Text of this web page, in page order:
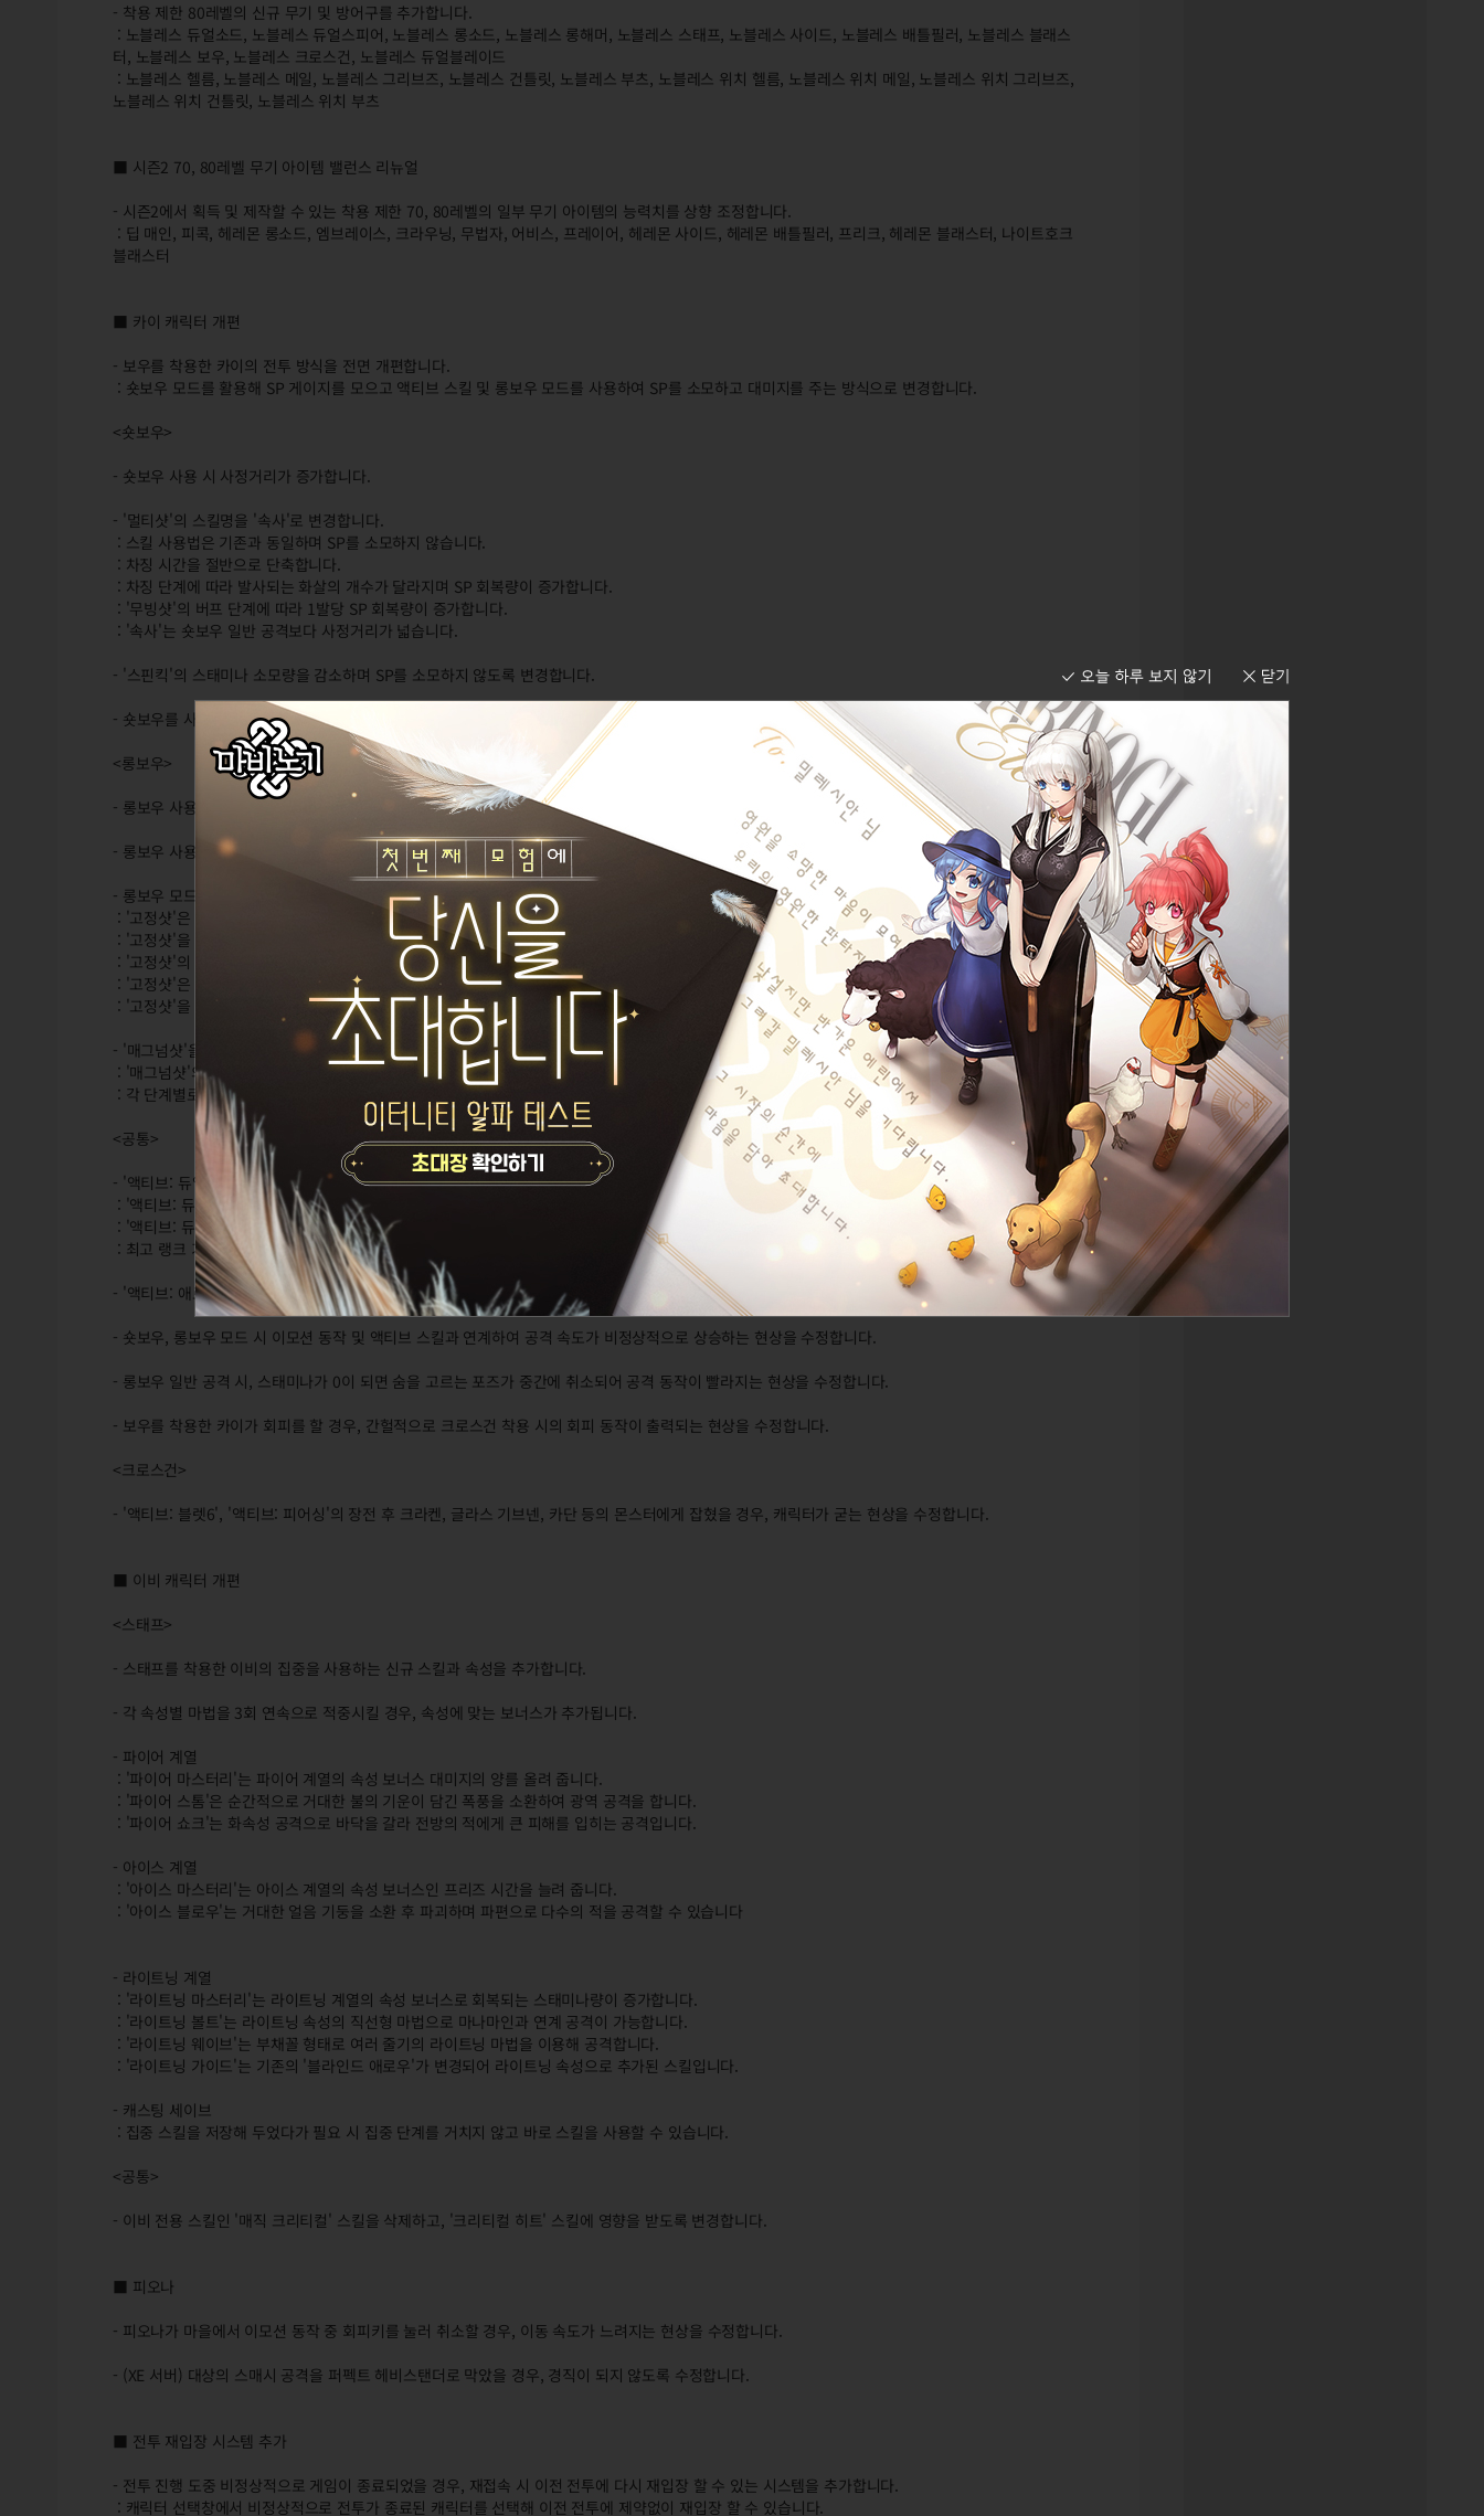
- 착용 제한 80레벨의 신규 무기 및 방어구를 추가합니다.
: 노블레스 듀얼소드, 노블레스 듀얼스피어, 노블레스 롱소드, 노블레스 롱해머, 노블레스 스태프, 노블레스 사이드, 노블레스 배틀필러, 노블레스 블래스
터, 노블레스 보우, 노블레스 크로스건, 노블레스 듀얼블레이드
: 노블레스 헬름, 노블레스 메일, 노블레스 그리브즈, 노블레스 건틀릿, 노블레스 부츠, 노블레스 위치 헬름, 노블레스 위치 메일, 노블레스 위치 그리브즈,
노블레스 위치 건틀릿, 노블레스 위치 부츠
■ 시즌2 70, 80레벨 무기 아이템 밸런스 리뉴얼
- 시즌2에서 획득 및 제작할 수 있는 착용 제한 70, 80레벨의 일부 무기 아이템의 능력치를 상향 조정합니다.
: 딥 매인, 피콕, 헤레몬 롱소드, 엠브레이스, 크라우닝, 무법자, 어비스, 프레이어, 헤레몬 사이드, 헤레몬 배틀필러, 프리크, 헤레몬 블래스터, 나이트호크
블래스터
■ 카이 캐릭터 개편
- 보우를 착용한 카이의 전투 방식을 전면 개편합니다.
: 숏보우 모드를 활용해 SP 게이지를 모으고 액티브 스킬 및 롱보우 모드를 사용하여 SP를 소모하고 대미지를 주는 방식으로 변경합니다.
<숏보우>
- 숏보우 사용 시 사정거리가 증가합니다.
- '멀티샷'의 스킬명을 '속사'로 변경합니다.
: 스킬 사용법은 기존과 동일하며 SP를 소모하지 않습니다.
: 차징 시간을 절반으로 단축합니다.
: 차징 단계에 따라 발사되는 화살의 개수가 달라지며 SP 회복량이 증가합니다.
: '무빙샷'의 버프 단계에 따라 1발당 SP 회복량이 증가합니다.
: '속사'는 숏보우 일반 공격보다 사정거리가 넓습니다.
- '스핀킥'의 스태미나 소모량을 감소하며 SP를 소모하지 않도록 변경합니다.
- 숏보우를 사용하여 공격하는 도중 회피키를 누르면 즉각 회피가 되도록 수정합니다.
<롱보우>
- 롱보우 사용 시 일반 및 차징 공격의 대미지가 증가합니다.
- 롱보우 사용 시 일반 공격의 SP 회복량을 감소합니다.
- 롱보우 모드 시 사용 가능한 '고정샷' 스킬을 추가합니다.
: '고정샷'은 롱보우 상태에서 이동하지 않고 일반 공격을 모아서 발사하는 스킬입니다.
: '고정샷'을 차징 이후 발사하면 2회 타격하는 관통 화살을 발사하며 관통 대미지는 첫 타의 50%입니다.
: '고정샷'의 차징 시간은 움직이며 차징할 때보다 2배 빠릅니다.
: '고정샷'은 매 사용 시마다 SP 100을 소모하고 SP가 없을 경우,'고정샷'이 아닌 일반 차징샷을 발사합니다.
: '고정샷'을 차징하면 사정 거리가 일반 공격에 비해 증가합니다.
- '매그넘샷'을 개선합니다.
: '매그넘샷'의 차징 단계를 기존 6단계에서 3단계로 변경합니다.
: 각 단계별로 최대 4회까지 관통하며 관통시마다 대미지가 50%씩 감소합니다.
<공통>
- '액티브: 듀얼링크'의 스킬 사용 방식을 개선합니다.
: '액티브: 듀얼링크'가 화살 형태로 발사되며 적중 시, 대상이 위치한 바닥에 와이어를 고정하는 형식으로 변경합니다.
: '액티브: 듀얼링크'에 적중한 대상이 이동하면서 와이어가 팽팽해지면 전기 이펙트가 생기며 일정 시간동안 대미지를 입습니다.
: 최고 랭크 기준, 최대 30초까지 유지되며 PVP에선 최대 6초로 속박 시간을 고정합니다.
- '액티브: 애로우스톰' 사용 시 화살통을 꺼내는 동작을 추가합니다.
- 숏보우, 롱보우 모드 시 이모션 동작 및 액티브 스킬과 연계하여 공격 속도가 비정상적으로 상승하는 현상을 수정합니다.
- 롱보우 일반 공격 시, 스태미나가 0이 되면 숨을 고르는 포즈가 중간에 취소되어 공격 동작이 빨라지는 현상을 수정합니다.
- 보우를 착용한 카이가 회피를 할 경우, 간헐적으로 크로스건 착용 시의 회피 동작이 출력되는 현상을 수정합니다.
<크로스건>
- '액티브: 블렛6', '액티브: 피어싱'의 장전 후 크라켄, 글라스 기브넨, 카단 등의 몬스터에게 잡혔을 경우, 캐릭터가 굳는 현상을 수정합니다.
■ 이비 캐릭터 개편
<스태프>
- 스태프를 착용한 이비의 집중을 사용하는 신규 스킬과 속성을 추가합니다.
- 각 속성별 마법을 3회 연속으로 적중시킬 경우, 속성에 맞는 보너스가 추가됩니다.
- 파이어 계열
: '파이어 마스터리'는 파이어 계열의 속성 보너스 대미지의 양를 올려 줍니다.
: '파이어 스톰'은 순간적으로 거대한 불의 기운이 담긴 폭풍을 소환하여 광역 공격을 합니다.
: '파이어 쇼크'는 화속성 공격으로 바닥을 갈라 전방의 적에게 큰 피해를 입히는 공격입니다.
- 아이스 계열
: '아이스 마스터리'는 아이스 계열의 속성 보너스인 프리즈 시간을 늘려 줍니다.
: '아이스 블로우'는 거대한 얼음 기둥을 소환 후 파괴하며 파편으로 다수의 적을 공격할 수 있습니다
- 라이트닝 계열
: '라이트닝 마스터리'는 라이트닝 계열의 속성 보너스로 회복되는 스태미나량이 증가합니다.
: '라이트닝 볼트'는 라이트닝 속성의 직선형 마법으로 마나마인과 연계 공격이 가능합니다.
: '라이트닝 웨이브'는 부채꼴 형태로 여러 줄기의 라이트닝 마법을 이용해 공격합니다.
: '라이트닝 가이드'는 기존의 '블라인드 애로우'가 변경되어 라이트닝 속성으로 추가된 스킬입니다.
- 캐스팅 세이브
: 집중 스킬을 저장해 두었다가 필요 시 집중 단계를 거치지 않고 바로 스킬을 사용할 수 있습니다.
<공통>
- 이비 전용 스킬인 '매직 크리티컬' 스킬을 삭제하고, '크리티컬 히트' 스킬에 영향을 받도록 변경합니다.
■ 피오나
- 피오나가 마을에서 이모션 동작 중 회피키를 눌러 취소할 경우, 이동 속도가 느려지는 현상을 수정합니다.
- (XE 서버) 대상의 스매시 공격을 퍼펙트 헤비스탠더로 막았을 경우, 경직이 되지 않도록 수정합니다.
■ 전투 재입장 시스템 추가
- 전투 진행 도중 비정상적으로 게임이 종료되었을 경우, 재접속 시 이전 전투에 다시 재입장 할 수 있는 시스템을 추가합니다.
: 캐릭터 선택창에서 비정상적으로 전투가 종료된 캐릭터를 선택해 이전 전투에 제약없이 재입장 할 수 있습니다.